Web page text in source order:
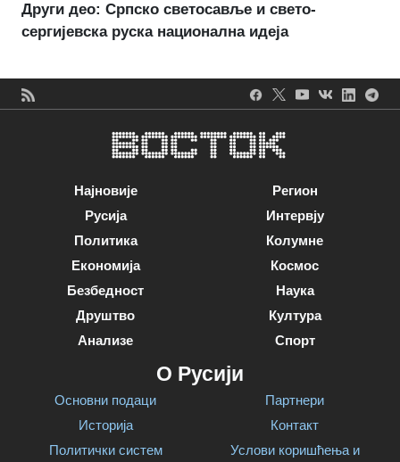
Други део: Српско светосавље и свето-
сергијевска руска национална идеја
Најновије
Русија
Политика
Економија
Безбедност
Друштво
Анализе
Регион
Интервју
Колумне
Космос
Наука
Култура
Спорт
О Русији
Основни подаци
Историја
Политички систем
Партнери
Контакт
Услови коришћења и